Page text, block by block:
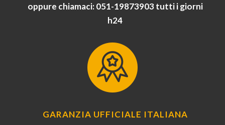
oppure chiamaci: 051-19873903 tutti i giorni
h24
GARANZIA UFFICIALE ITALIANA